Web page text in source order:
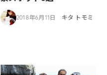
2018年6月11日 キタ トモミ